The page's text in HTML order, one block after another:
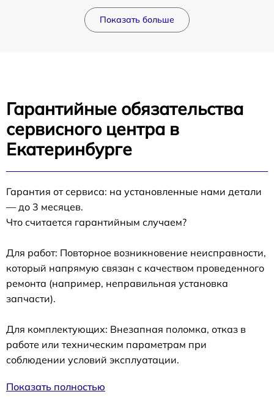
Показать больше
Гарантийные обязательства
сервисного центра в
Екатеринбурге
Гарантия от сервиса: на установленные нами детали
— до 3 месяцев.
Что считается гарантийным случаем?
Для работ: Повторное возникновение неисправности,
который напрямую связан с качеством проведенного
ремонта (например, неправильная установка
запчасти).
Для комплектующих: Внезапная поломка, отказ в
работе или техническим параметрам при
соблюдении условий эксплуатации.
Показать полностью